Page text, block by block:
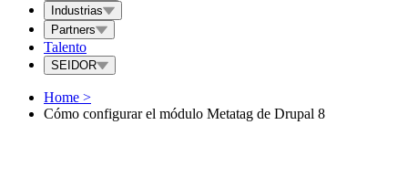
Industrias
Partners
Talento
SEIDOR
Home >
Cómo configurar el módulo Metatag de Drupal 8